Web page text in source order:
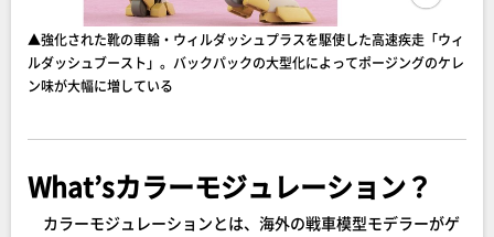
▲強化された靴の車輪・ウィルダッシュプラスを駆使した高速疾走「ウィ
ルダッシュブースト」。バックパックの大型化によってポージングのケレ
ン味が大幅に増している
What’sカラーモジュレーション？
カラーモジュレーションとは、海外の戦車模型モデラーがゲ